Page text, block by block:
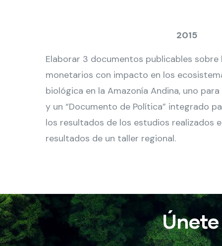
2015
Elaborar 3 documentos publicables
monetarios con impacto en los
biológica en la Amazonía Andina, uno
y un “Documento de Política” integrado
los resultados de los estudios realizados
resultados de un taller regional.